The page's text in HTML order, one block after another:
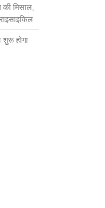
की मिसाल,
होगा